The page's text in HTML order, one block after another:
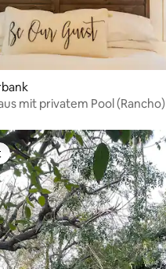
mit privatem Pool (Rancho)